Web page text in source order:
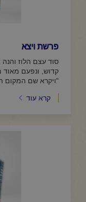
פרשת ויצא
סוד עצם הלוז
קדוש, ונפעם מאוד
"ויקרא שם המקום
קרא עוד